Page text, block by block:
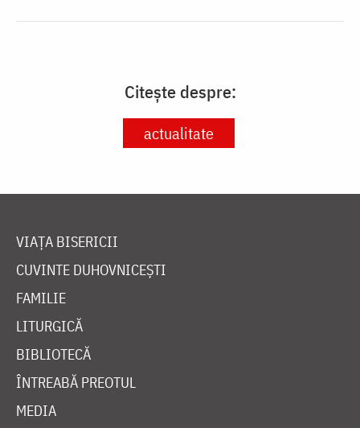
Citește despre:
actualitate
VIAȚA BISERICII
CUVINTE DUHOVNICEȘTI
FAMILIE
LITURGICĂ
BIBLIOTECĂ
ÎNTREABĂ PREOTUL
MEDIA